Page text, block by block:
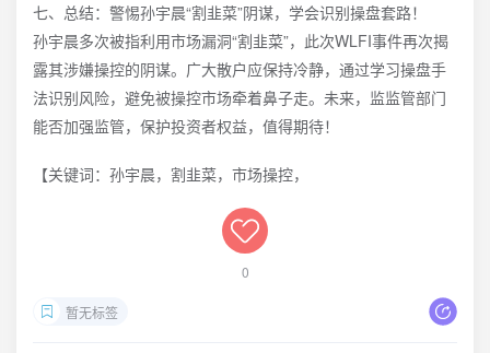
七、总结：警惕孙宇晨“割韭菜”阴谋，学会识别操盘套路！
孙宇晨多次被指利用市场漏洞“割韭菜”，此次WLFI事件再次揭
露其涉嫌操控的阴谋。广大散户应保持冷静，通过学习操盘手
法识别风险，避免被操控市场牵着鼻子走。未来，监监管部门
能否加强监管，保护投资者权益，值得期待！
【关键词：孙宇晨，割韭菜，市场操控，
0
暂无标签